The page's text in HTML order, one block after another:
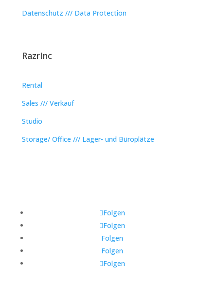
Datenschutz /// Data Protection
RazrInc
Rental
Sales /// Verkauf
Studio
Storage/ Office /// Lager- und Büroplätze
Folgen
Folgen
Folgen
Folgen
Folgen